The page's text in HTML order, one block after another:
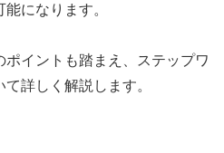
になります。
イントも踏まえ、ステップワ
詳しく解説します。